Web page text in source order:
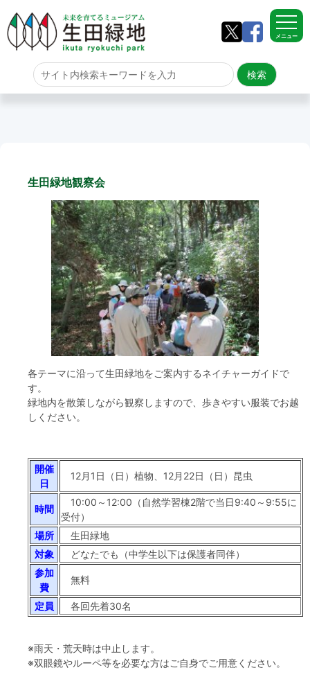
メニュー
ホーム
生田緑地について
アクセス
園内のご案内
園内のご案内
生田緑地の樹木ごよみ
学校団体の雨天時の昼食場所
イベント情報
フード＆カフェ
マネジメント会議
お問合わせ
日本語 中国語 English 한글 Español Português
生田緑地観察会
各テーマに沿って生田緑地をご案内するネイチャーガイドで
す。
緑地内を散策しながら観察しますので、歩きやすい服装でお越
しください。
開催
日
12月1日（日）植物、12月22日（日）昆虫
時間
10:00～12:00（自然学習棟2階で当日9:40～9:55に
受付）
場所
生田緑地
対象
どなたでも（中学生以下は保護者同伴）
参加
費
無料
定員 各回先着30名
※雨天・荒天時は中止します。
※双眼鏡やルーペ等を必要な方はご自身でご用意ください。